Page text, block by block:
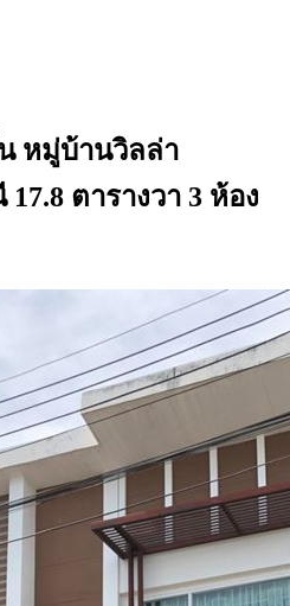
หมู่บ้านวิลล่า
ตารางวา 3 ห้อง